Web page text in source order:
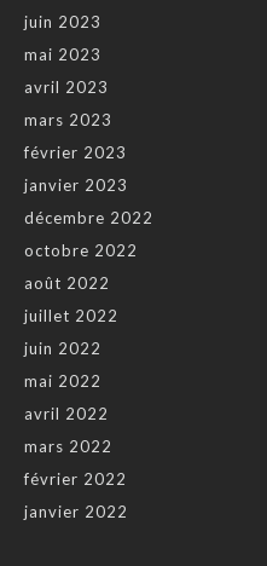
juin 2023
mai 2023
avril 2023
mars 2023
février 2023
janvier 2023
décembre 2022
octobre 2022
août 2022
juillet 2022
juin 2022
mai 2022
avril 2022
mars 2022
février 2022
janvier 2022